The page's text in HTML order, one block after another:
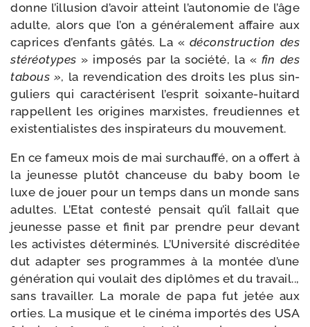
donne l’illu­sion d’a­voir atteint l’au­to­no­mie de l’âge
adulte, alors que l’on a géné­ra­le­ment affaire aux
caprices d’en­fants gâtés. La « décons­truc­tion des
sté­réo­types » impo­sés par la socié­té, la « fin des
tabous », la reven­di­ca­tion des droits les plus sin­
gu­liers qui carac­té­risent l’es­prit soixante-​huitard
rap­pellent les ori­gines mar­xistes, freu­diennes et
exis­ten­tia­listes des ins­pi­ra­teurs du mouvement.
En ce fameux mois de mai sur­chauf­fé, on a offert à
la jeu­nesse plu­tôt chan­ceuse du baby boom le
luxe de jouer pour un temps dans un monde sans
adultes. L’Etat contes­té pen­sait qu’il fal­lait que
jeu­nesse passe et finit par prendre peur devant
les acti­vistes déter­mi­nés. L’Université dis­cré­di­tée
dut adap­ter ses pro­grammes à la mon­tée d’une
géné­ra­tion qui vou­lait des diplômes et du tra­vail..,
sans tra­vailler. La morale de papa fut jetée aux
orties. La musique et le ciné­ma impor­tés des USA